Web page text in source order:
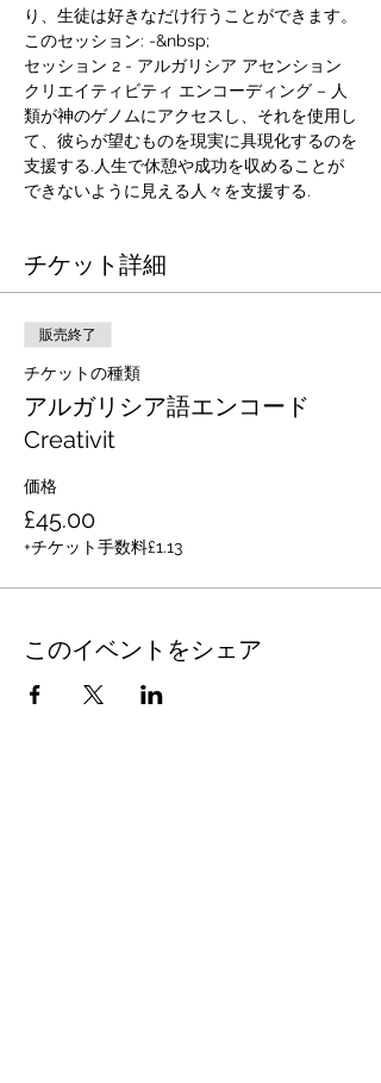
り、生徒は好きなだけ行うことができます。
このセッション: -&nbsp;
セッション 2 - アルガリシア アセンション
クリエイティビティ エンコーディング – 人
類が神のゲノムにアクセスし、それを使用し
て、彼らが望むものを現実に具現化するのを
支援する.人生で休憩や成功を収めることが
できないように見える人々を支援する.
チケット詳細
販売終了
チケットの種類
アルガリシア語エンコード
Creativit
価格
£45.00
+チケット手数料£1.13
このイベントをシェア